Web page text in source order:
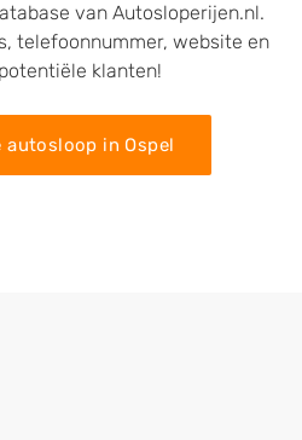
van Autosloperijen.nl.
telefoonnummer, website en
klanten!
autosloop in Ospel